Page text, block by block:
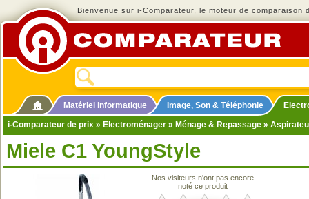
Bienvenue sur i-Comparateur, le moteur de comparaison
Matériel informatique Image, Son & Téléphonie
i-Comparateur de prix » Electroménager » Ménage & Repassage »
Miele C1 YoungStyle
Nos visiteurs n'ont pas encore
noté ce produit